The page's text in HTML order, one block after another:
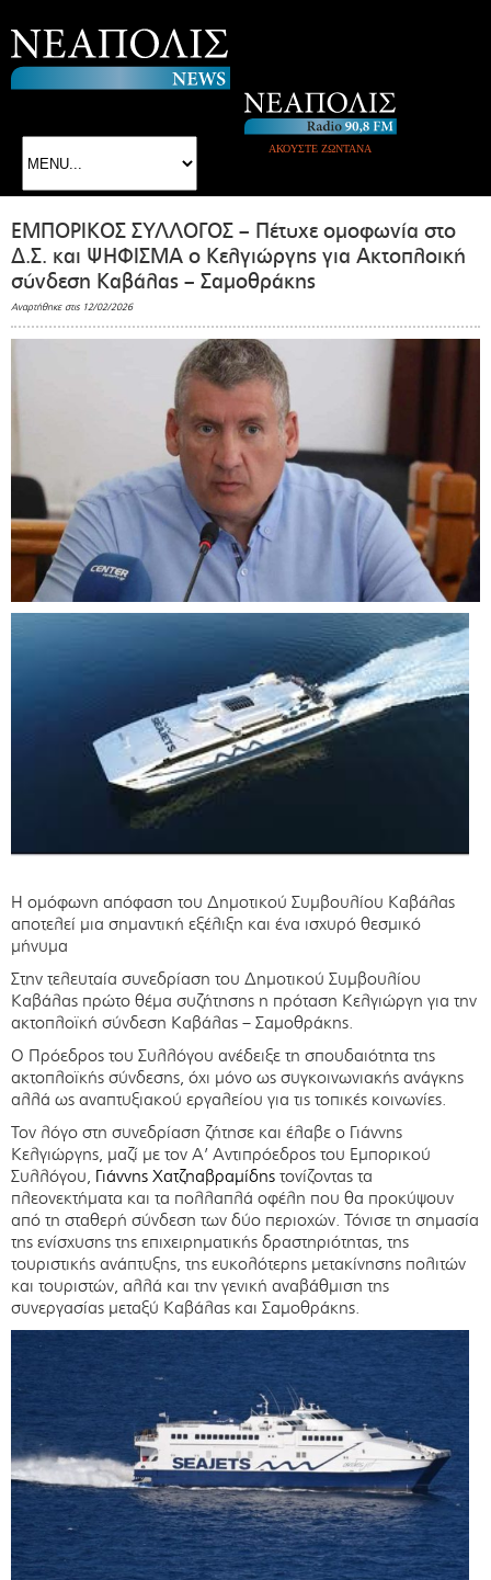
ΑΚΟΥΣΤΕ ΖΩΝΤΑΝΑ
ΕΜΠΟΡΙΚΟΣ ΣΥΛΛΟΓΟΣ – Πέτυχε ομοφωνία στο
Δ.Σ. και ΨΗΦΙΣΜΑ ο Κελγιώργης για Ακτοπλοική
σύνδεση Καβάλας – Σαμοθράκης
Αναρτήθηκε στις 12/02/2026
Η ομόφωνη απόφαση του Δημοτικού Συμβουλίου Καβάλας
αποτελεί μια σημαντική εξέλιξη και ένα ισχυρό θεσμικό
μήνυμα
Στην τελευταία συνεδρίαση του Δημοτικού Συμβουλίου
Καβάλας πρώτο θέμα συζήτησης η πρόταση Κελγιώργη για την
ακτοπλοϊκή σύνδεση Καβάλας – Σαμοθράκης.
Ο Πρόεδρος του Συλλόγου ανέδειξε τη σπουδαιότητα της
ακτοπλοϊκής σύνδεσης, όχι μόνο ως συγκοινωνιακής ανάγκης
αλλά ως αναπτυξιακού εργαλείου για τις τοπικές κοινωνίες.
Τον λόγο στη συνεδρίαση ζήτησε και έλαβε ο Γιάννης
Κελγιώργης, μαζί με τον Α’ Αντιπρόεδρος του Εμπορικού
Συλλόγου, Γιάννης Χατζηαβραμίδης τονίζοντας τα
πλεονεκτήματα και τα πολλαπλά οφέλη που θα προκύψουν
από τη σταθερή σύνδεση των δύο περιοχών. Τόνισε τη σημασία
της ενίσχυσης της επιχειρηματικής δραστηριότητας, της
τουριστικής ανάπτυξης, της ευκολότερης μετακίνησης πολιτών
και τουριστών, αλλά και την γενική αναβάθμιση της
συνεργασίας μεταξύ Καβάλας και Σαμοθράκης.